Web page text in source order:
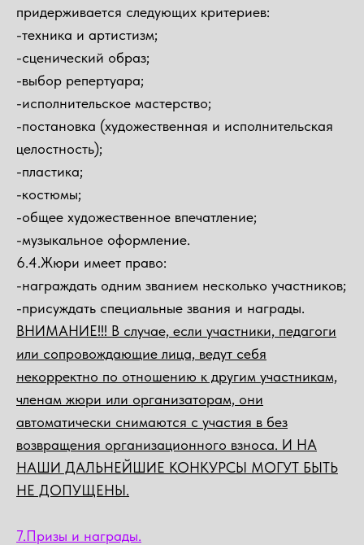
придерживается следующих критериев:
-техника и артистизм;
-сценический образ;
-выбор репертуара;
-исполнительское мастерство;
-постановка (художественная и исполнительская
целостность);
-пластика;
-костюмы;
-общее художественное впечатление;
-музыкальное оформление.
6.4.Жюри имеет право:
-награждать одним званием несколько участников;
-присуждать специальные звания и награды.
ВНИМАНИЕ!!! В случае, если участники, педагоги
или сопровождающие лица, ведут себя
некорректно по отношению к другим участникам,
членам жюри или организаторам, они
автоматически снимаются с участия в без
возвращения организационного взноса. И НА
НАШИ ДАЛЬНЕЙШИЕ КОНКУРСЫ МОГУТ БЫТЬ
НЕ ДОПУЩЕНЫ.
7.Призы и награды.